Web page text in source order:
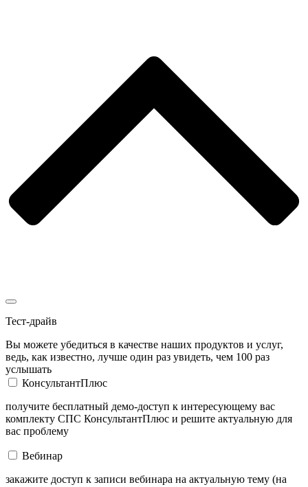
Тест-драйв
Вы можете убедиться в качестве наших продуктов и услуг,
ведь, как известно, лучше один раз увидеть, чем 100 раз
услышать
КонсультантПлюс
получите бесплатный демо-доступ к интересующему вас
комплекту СПС КонсультантПлюс и решите актуальную для
вас проблему
Вебинар
закажите доступ к записи вебинара на актуальную тему (на